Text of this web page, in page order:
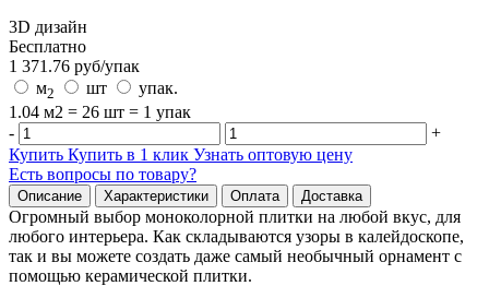
3D дизайн
Бесплатно
1 371.76 руб/упак
м2 шт
упак.
1.04 м2 = 26 шт = 1 упак
-
+
Купить Купить в 1 клик Узнать оптовую цену
Есть вопросы по товару?
Описание Характеристики Оплата Доставка
Огромный выбор моноколорной плитки на любой вкус, для
любого интерьера. Как складываются узоры в калейдоскопе,
так и вы можете создать даже самый необычный орнамент с
помощью керамической плитки.